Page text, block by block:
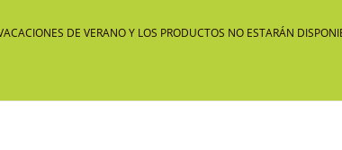
DE VERANO Y LOS PRODUCTOS NO ESTARÁN